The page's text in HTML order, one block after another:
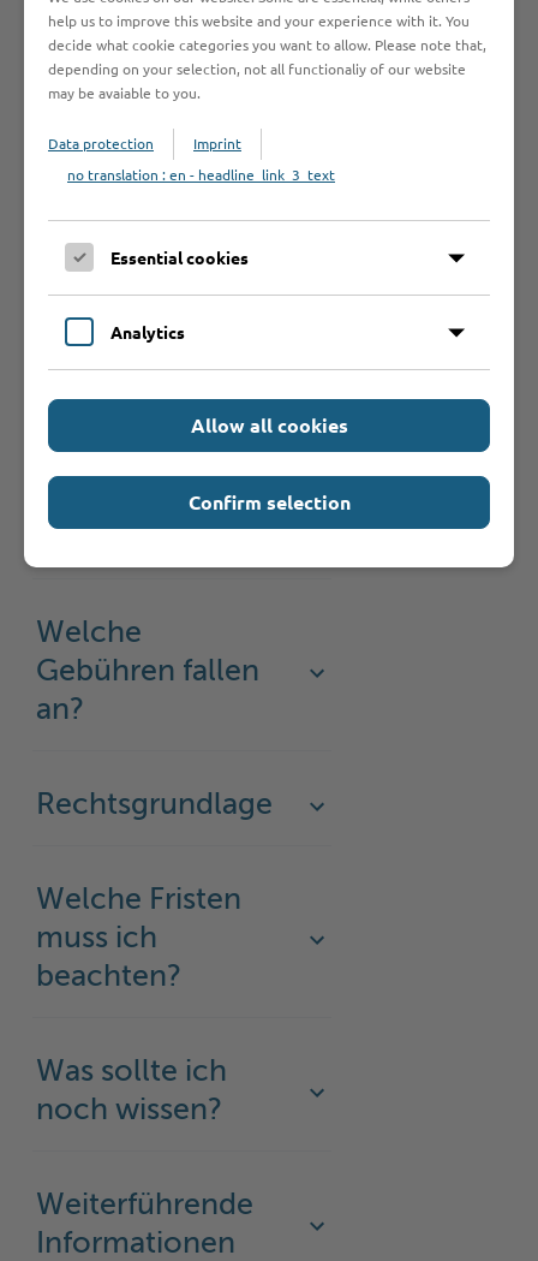
Fahrerlaubnisklassen
Verfahrensablauf
mich wenden?
Voraussetzungen
Welche
Unterlagen
werden benötigt?
Welche
Gebühren fallen
an?
Rechtsgrundlage
Welche Fristen
muss ich
beachten?
Was sollte ich
noch wissen?
Weiterführende
Informationen
help us to improve this website and your experience with it. You
decide what cookie categories you want to allow. Please note that,
depending on your selection, not all functionaliy of our website
may be avaiable to you.
Data protection
Imprint
no translation : en - headline_link_3_text
Essential cookies
Analytics
Allow all cookies
Confirm selection